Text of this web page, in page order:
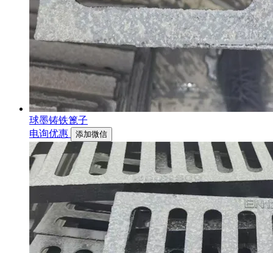
球墨铸铁篦子
电询优惠
添加微信